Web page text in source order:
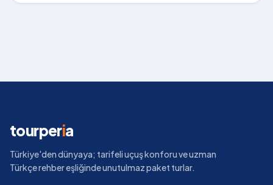
tourperia
Türkiye'den dünyaya; tarifeli uçuş konforu ve uzman
Türkçe rehber eşliğinde unutulmaz paket turlar.